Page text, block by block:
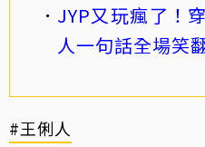
JYP又玩瘋了！
人一句話全場笑
#王俐人